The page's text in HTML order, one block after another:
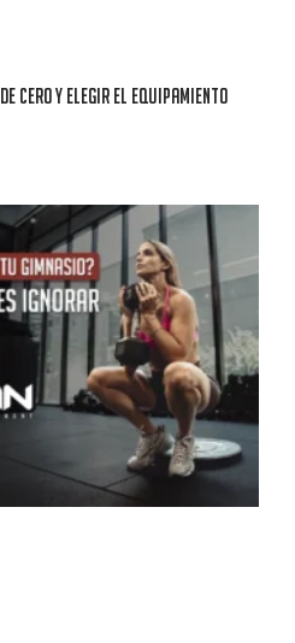
CERO Y ELEGIR EL EQUIPAMIENTO